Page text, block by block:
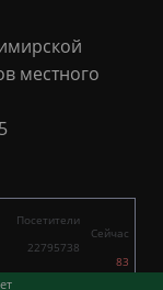
местного
Посетители
22795738
15327
Сейчас
83